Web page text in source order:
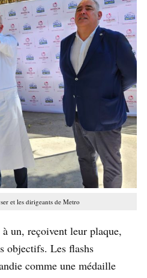
et les dirigeants de Metro
un, reçoivent leur plaque,
objectifs. Les flashs
comme une médaille